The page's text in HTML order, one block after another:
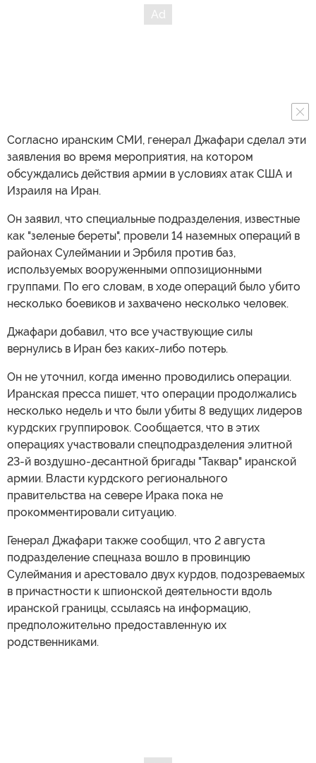
Согласно иранским СМИ, генерал Джафари сделал эти
заявления во время мероприятия, на котором
обсуждались действия армии в условиях атак США и
Израиля на Иран.
Он заявил, что специальные подразделения, известные
как "зеленые береты", провели 14 наземных операций в
районах Сулеймании и Эрбиля против баз,
используемых вооруженными оппозиционными
группами. По его словам, в ходе операций было убито
несколько боевиков и захвачено несколько человек.
Джафари добавил, что все участвующие силы
вернулись в Иран без каких-либо потерь.
Он не уточнил, когда именно проводились операции.
Иранская пресса пишет, что операции продолжались
несколько недель и что были убиты 8 ведущих лидеров
курдских группировок. Сообщается, что в этих
операциях участвовали спецподразделения элитной
23-й воздушно-десантной бригады "Таквар" иранской
армии. Власти курдского регионального
правительства на севере Ирака пока не
прокомментировали ситуацию.
Генерал Джафари также сообщил, что 2 августа
подразделение спецназа вошло в провинцию
Сулеймания и арестовало двух курдов, подозреваемых
в причастности к шпионской деятельности вдоль
иранской границы, ссылаясь на информацию,
предположительно предоставленную их
родственниками.